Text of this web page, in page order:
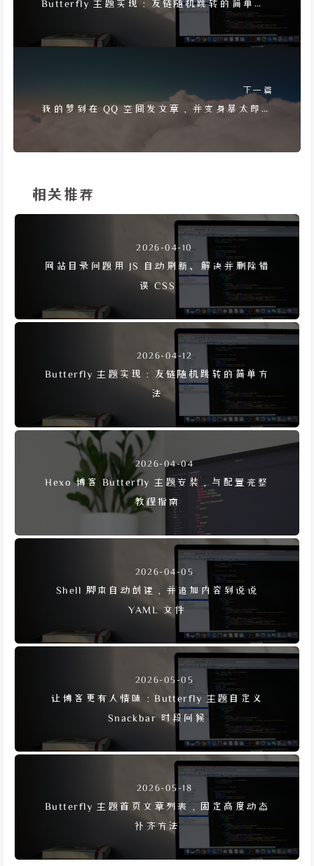
Butterfly 主题实现：友链随机跳转的简单方
下一篇
我的梦到在 QQ 空间发文章，并变身暴太郎咚
相关推荐
2026-04-10
网站目录问题用 JS 自动刷新、解决并删除错
误 CSS
2026-04-12
Butterfly 主题实现：友链随机跳转的简单方
法
2026-04-04
Hexo 博客 Butterfly 主题安装，与配置完整
教程指南
2026-04-05
Shell 脚本自动创建，并追加内容到说说
YAML 文件
2026-05-05
让博客更有人情味：Butterfly 主题自定义
Snackbar 时段问候
2026-05-18
Butterfly 主题首页文章列表，固定高度动态
补齐方法